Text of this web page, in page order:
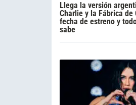
Llega la versión
Charlie y la Fábrica de
fecha de estreno y
sabe